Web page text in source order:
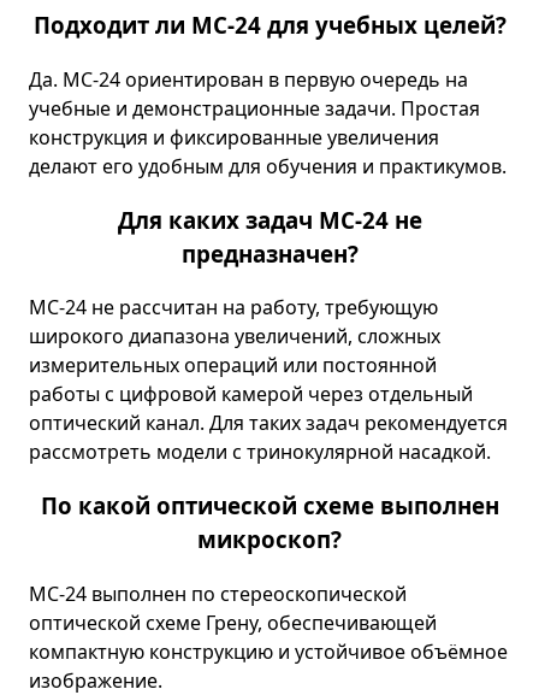
Подходит ли МС-24 для учебных целей?
Да. МС-24 ориентирован в первую очередь на
учебные и демонстрационные задачи. Простая
конструкция и фиксированные увеличения
делают его удобным для обучения и практикумов.
Для каких задач МС-24 не
предназначен?
МС-24 не рассчитан на работу, требующую
широкого диапазона увеличений, сложных
измерительных операций или постоянной
работы с цифровой камерой через отдельный
оптический канал. Для таких задач рекомендуется
рассмотреть модели с тринокулярной насадкой.
По какой оптической схеме выполнен
микроскоп?
МС-24 выполнен по стереоскопической
оптической схеме Грену, обеспечивающей
компактную конструкцию и устойчивое объёмное
изображение.